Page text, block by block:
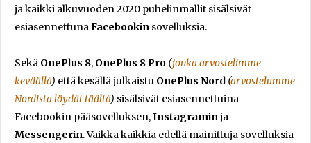
ja kaikki alkuvuoden 2020 puhelinmallit sisälsivät
esiasennettunaFacebookin sovelluksia.
Sekä OnePlus 8, OnePlus 8 Pro (jonka arvostelimme
keväällä) että kesällä julkaistu OnePlus Nord (arvostelumme
Nordista löydät täältä) sisälsivät esiasennettuina
Facebookin pääsovelluksen,Instagraminja
Messengerin. Vaikka kaikkia edellä mainittuja sovelluksia